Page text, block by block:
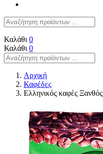
Καλάθι 0
Καλάθι 0
Αρχική
Καφέδες
Ελληνικός καφές Ξανθός